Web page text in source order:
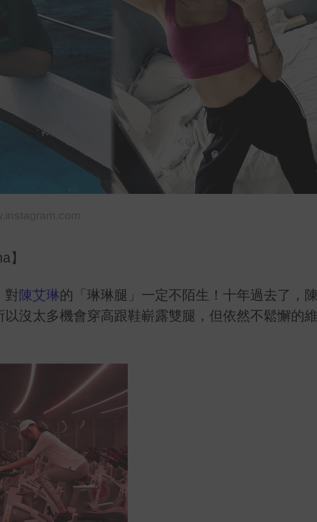
】
對陳艾琳的「琳琳腿」一定不陌生！十年過去了，
沒太多機會穿高跟鞋嶄露雙腿，但依然不鬆懈的